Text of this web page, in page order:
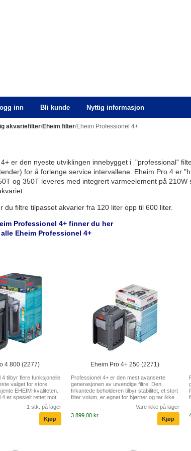
inn Bli kunde Nyttig informasjon
akvariefilter/Eheim filter/Eheim Professionel 4+
4+ er den nyeste utviklingen innebygget i "professional"
for å forlenge service intervallene. Eheim Pro 4 er
og 350T leveres med integrert varmeelement på 210W
du filtre tilpasset akvarier fra 120 liter opp til 600 liter.
Professionel 4+ finner du her
Eheim Professionel 4+
4 800 (2277)
4 tilbyr flere funksjonelle
valget for store
EHEIM-kvaliteten.
4 er spesielt rettet mot
ønsker å filtrere
velprøvd,
denne
en god kombinasjon av
stab...
1 stk. på lager
Eheim Pro 4+ 250 (2271)
Professionel 4+ er den mest avanserte
generasjonen av utvendige filtre. Den
firkantede beholderen tilbyr stabilitet, et stort
filter volum, er egnet for hjørner og tar ikke
opp for mye plass. På grunn av den nye
Xtender funksjonen, kan intervallene mellom
rengjøring av filteret forlenges. Selvsugende,
innebygget "self-priming" for enkel fylling av
øverst i filterbeholderen for hurt...
Vare ikke på lager
3 899,00 kr